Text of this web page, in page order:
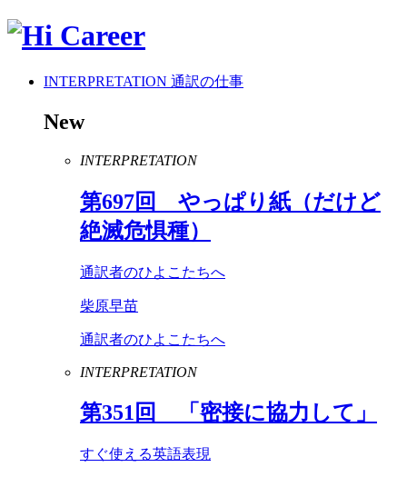
INTERPRETATION 通訳の仕事
New
INTERPRETATION
第697回 やっぱり紙（だけど
絶滅危惧種）
通訳者のひよこたちへ
柴原早苗
通訳者のひよこたちへ
INTERPRETATION
第351回 「密接に協力して」
すぐ使える英語表現